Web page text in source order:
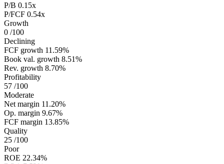
P/B 0.15x
P/FCF 0.54x
Growth
0 /100
Declining
FCF growth 11.59%
Book val. growth 8.51%
Rev. growth 8.70%
Profitability
57 /100
Moderate
Net margin 11.20%
Op. margin 9.67%
FCF margin 13.85%
Quality
25 /100
Poor
ROE 22.34%